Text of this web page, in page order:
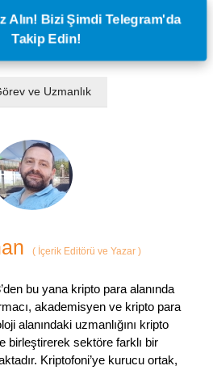
Alın! Bizi Şimdi Telegram'da
Takip Edin!
ve Uzmanlık
( İçerik Editörü ve Yazar )
bu yana kripto para alanında
akademisyen ve kripto para
alanındaki uzmanlığını kripto
birleştirerek sektöre farklı bir
Kriptofoni’ye kurucu ortak,